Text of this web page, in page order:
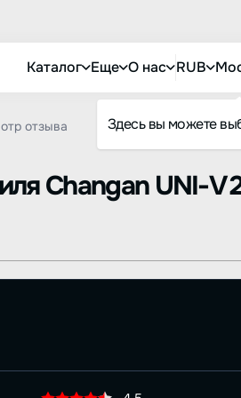
Каталог Еще О нас RUB
Здесь вы можете
отзыва
Changan UNI-V